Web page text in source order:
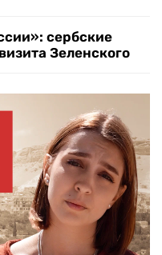
сербские
Зеленского